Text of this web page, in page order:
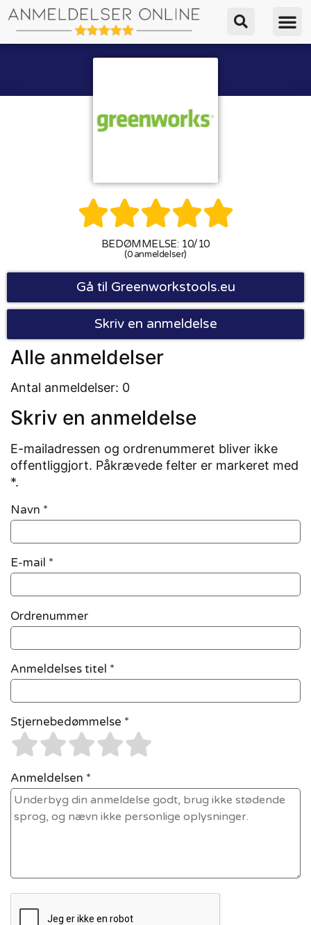

BEDØMMELSE: 10/10
(0 anmeldelser)
Gå til Greenworkstools.eu
Skriv en anmeldelse
Alle anmeldelser
Antal anmeldelser: 0
Skriv en anmeldelse
E-mailadressen og ordrenummeret bliver ikke
offentliggjort. Påkrævede felter er markeret med
*.
Navn *
E-mail *
Ordrenummer
Anmeldelses titel *
Stjernebedømmelse *
Anmeldelsen *